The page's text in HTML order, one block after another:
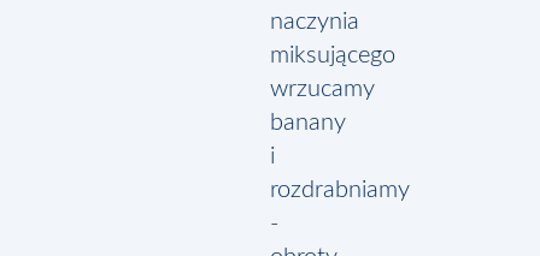
naczynia
miksującego
wrzucamy
banany
i
rozdrabniamy
-